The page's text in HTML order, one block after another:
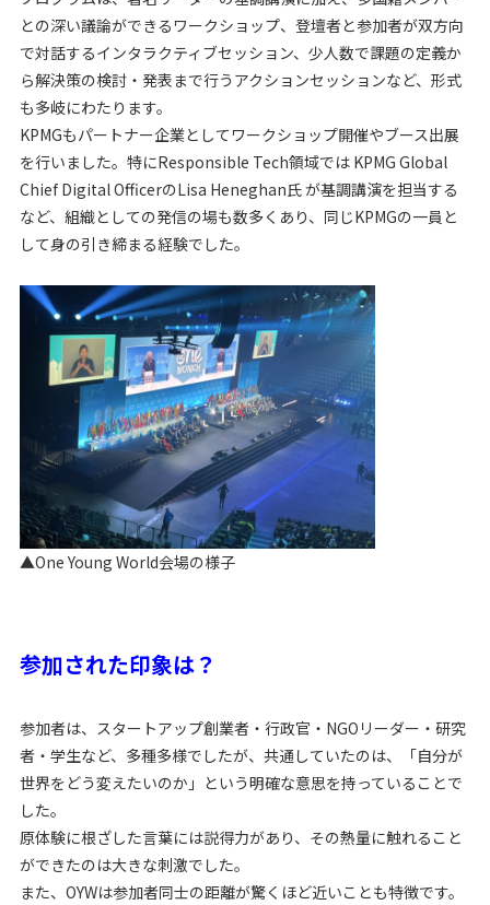
との深い議論ができるワークショップ、登壇者と参加者が双方向
で対話するインタラクティブセッション、少人数で課題の定義か
ら解決策の検討・発表まで行うアクションセッションなど、形式
も多岐にわたります。
KPMGもパートナー企業としてワークショップ開催やブース出展
を行いました。特にResponsible Tech領域では KPMG Global
Chief Digital OfficerのLisa Heneghan氏 が基調講演を担当する
など、組織としての発信の場も数多くあり、同じKPMGの一員と
して身の引き締まる経験でした。
▲One Young World会場の様子
参加された印象は？
参加者は、スタートアップ創業者・行政官・NGOリーダー・研究
者・学生など、多種多様でしたが、共通していたのは、「自分が
世界をどう変えたいのか」という明確な意思を持っていることで
した。
原体験に根ざした言葉には説得力があり、その熱量に触れること
ができたのは大きな刺激でした。
また、OYWは参加者同士の距離が驚くほど近いことも特徴です。